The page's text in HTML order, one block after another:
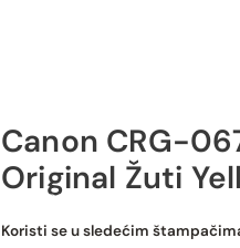
Canon CRG-
Original Žuti
Canon CRG-067 Y Toner Original Žuti Yellow
Koristi se u sledećim